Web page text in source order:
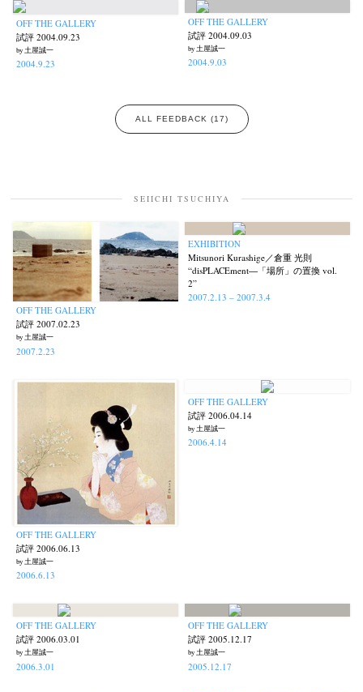
OFF THE GALLERY
試評 2004.09.23
by 土屋誠一
2004.9.23
OFF THE GALLERY
試評 2004.09.03
by 土屋誠一
2004.9.03
ALL FEEDBACK (17)
SEIICHI TSUCHIYA
OFF THE GALLERY
試評 2007.02.23
by 土屋誠一
2007.2.23
EXHIBITION
Mitsunori Kurashige／倉重 光則
“disPLACEment―「場所」の置換 vol.
2”
2007.2.13 – 2007.3.4
OFF THE GALLERY
試評 2006.06.13
by 土屋誠一
2006.6.13
OFF THE GALLERY
試評 2006.04.14
by 土屋誠一
2006.4.14
OFF THE GALLERY
試評 2006.03.01
by 土屋誠一
2006.3.01
OFF THE GALLERY
試評 2005.12.17
by 土屋誠一
2005.12.17